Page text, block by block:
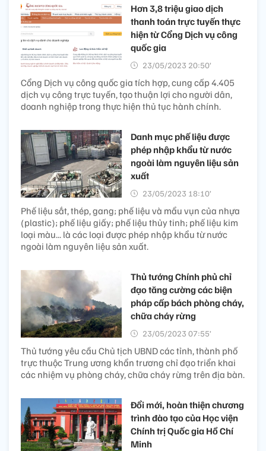
Hơn 3,8 triệu giao dịch
thanh toán trực tuyến thực
hiện từ Cổng Dịch vụ công
quốc gia
23/05/2023 20:50’
Cổng Dịch vụ công quốc gia tích hợp, cung cấp 4.405
dịch vụ công trực tuyến, tạo thuận lợi cho người dân,
doanh nghiệp trong thực hiện thủ tục hành chính.
Danh mục phế liệu được
phép nhập khẩu từ nước
ngoài làm nguyên liệu sản
xuất
23/05/2023 18:10’
Phế liệu sắt, thép, gang; phế liệu và mẩu vụn của nhựa
(plastic); phế liệu giấy; phế liệu thủy tinh; phế liệu kim
loại màu... là các loại được phép nhập khẩu từ nước
ngoài làm nguyên liệu sản xuất.
Thủ tướng Chính phủ chỉ
đạo tăng cường các biện
pháp cấp bách phòng cháy,
chữa cháy rừng
23/05/2023 07:55’
Thủ tướng yêu cầu Chủ tịch UBND các tỉnh, thành phố
trực thuộc Trung ương khẩn trương chỉ đạo triển khai
các nhiệm vụ phòng cháy, chữa cháy rừng trên địa bàn.
Đổi mới, hoàn thiện chương
trình đào tạo của Học viện
Chính trị Quốc gia Hồ Chí
Minh